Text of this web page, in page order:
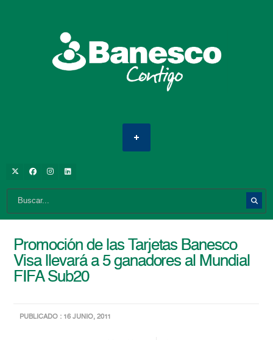
Promoción de las Tarjetas Banesco
Visa llevará a 5 ganadores al Mundial
FIFA Sub20
PUBLICADO : 16 JUNIO, 2011